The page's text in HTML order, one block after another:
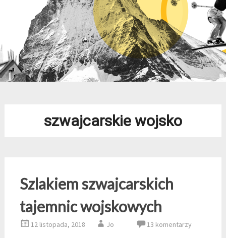
szwajcarskie wojsko
Szlakiem szwajcarskich
tajemnic wojskowych
12 listopada, 2018 Jo 13 komentarzy